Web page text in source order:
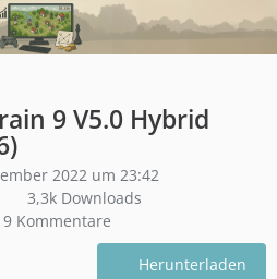
9 V5.0 Hybrid
2022 um 23:42
3,3k Downloads
9 Kommentare
Herunterladen